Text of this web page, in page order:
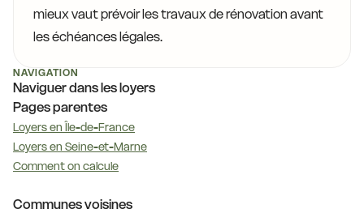
mieux vaut prévoir les travaux de rénovation avant
les échéances légales.
NAVIGATION
Naviguer dans les loyers
Pages parentes
Loyers en Île-de-France
Loyers en Seine-et-Marne
Comment on calcule
Communes voisines